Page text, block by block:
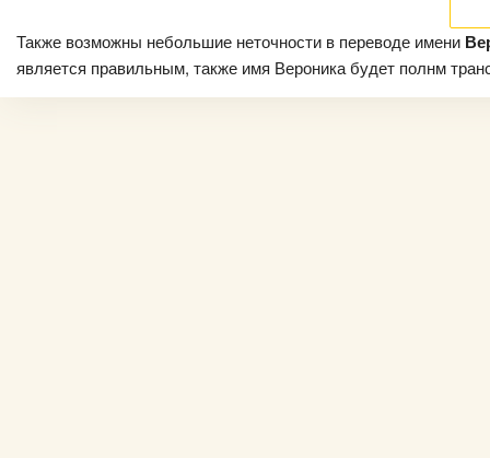
Также возможны небольшие неточности в переводе имени
является правильным, также имя Вероника будет полнм